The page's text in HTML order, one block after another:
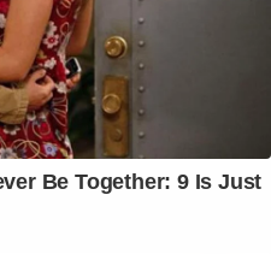
Be Together: 9 Is Just